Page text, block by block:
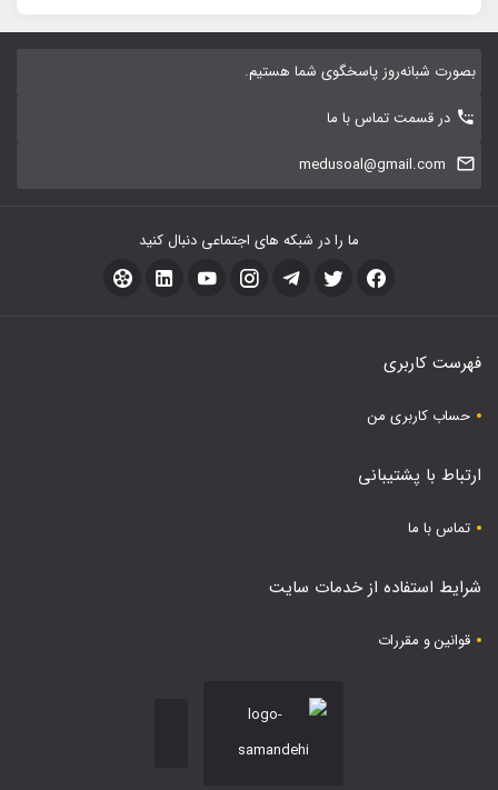
بصورت شبانه‌روز پاسخگوی شما هستیم.
در قسمت تماس با ما
medusoal@gmail.com
ما را در شبکه های اجتماعی دنبال کنید
فهرست کاربری
حساب کاربری من
ارتباط با پشتیبانی
تماس با ما
شرایط استفاده از خدمات سایت
قوانین و مقررات